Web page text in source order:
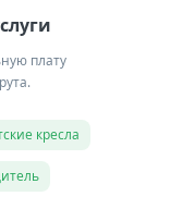
плату
кресла